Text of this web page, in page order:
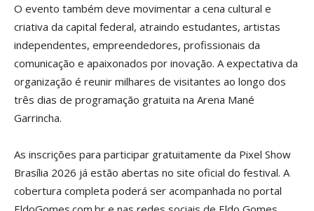
O evento também deve movimentar a cena cultural e
criativa da capital federal, atraindo estudantes, artistas
independentes, empreendedores, profissionais da
comunicação e apaixonados por inovação. A expectativa da
organização é reunir milhares de visitantes ao longo dos
três dias de programação gratuita na Arena Mané
Garrincha.
As inscrições para participar gratuitamente da Pixel Show
Brasília 2026 já estão abertas no site oficial do festival. A
cobertura completa poderá ser acompanhada no portal